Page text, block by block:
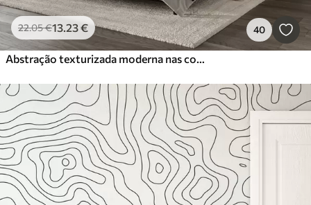
22.05€13.23€ 40
Abstração texturizada moderna nas cores preto e laranja